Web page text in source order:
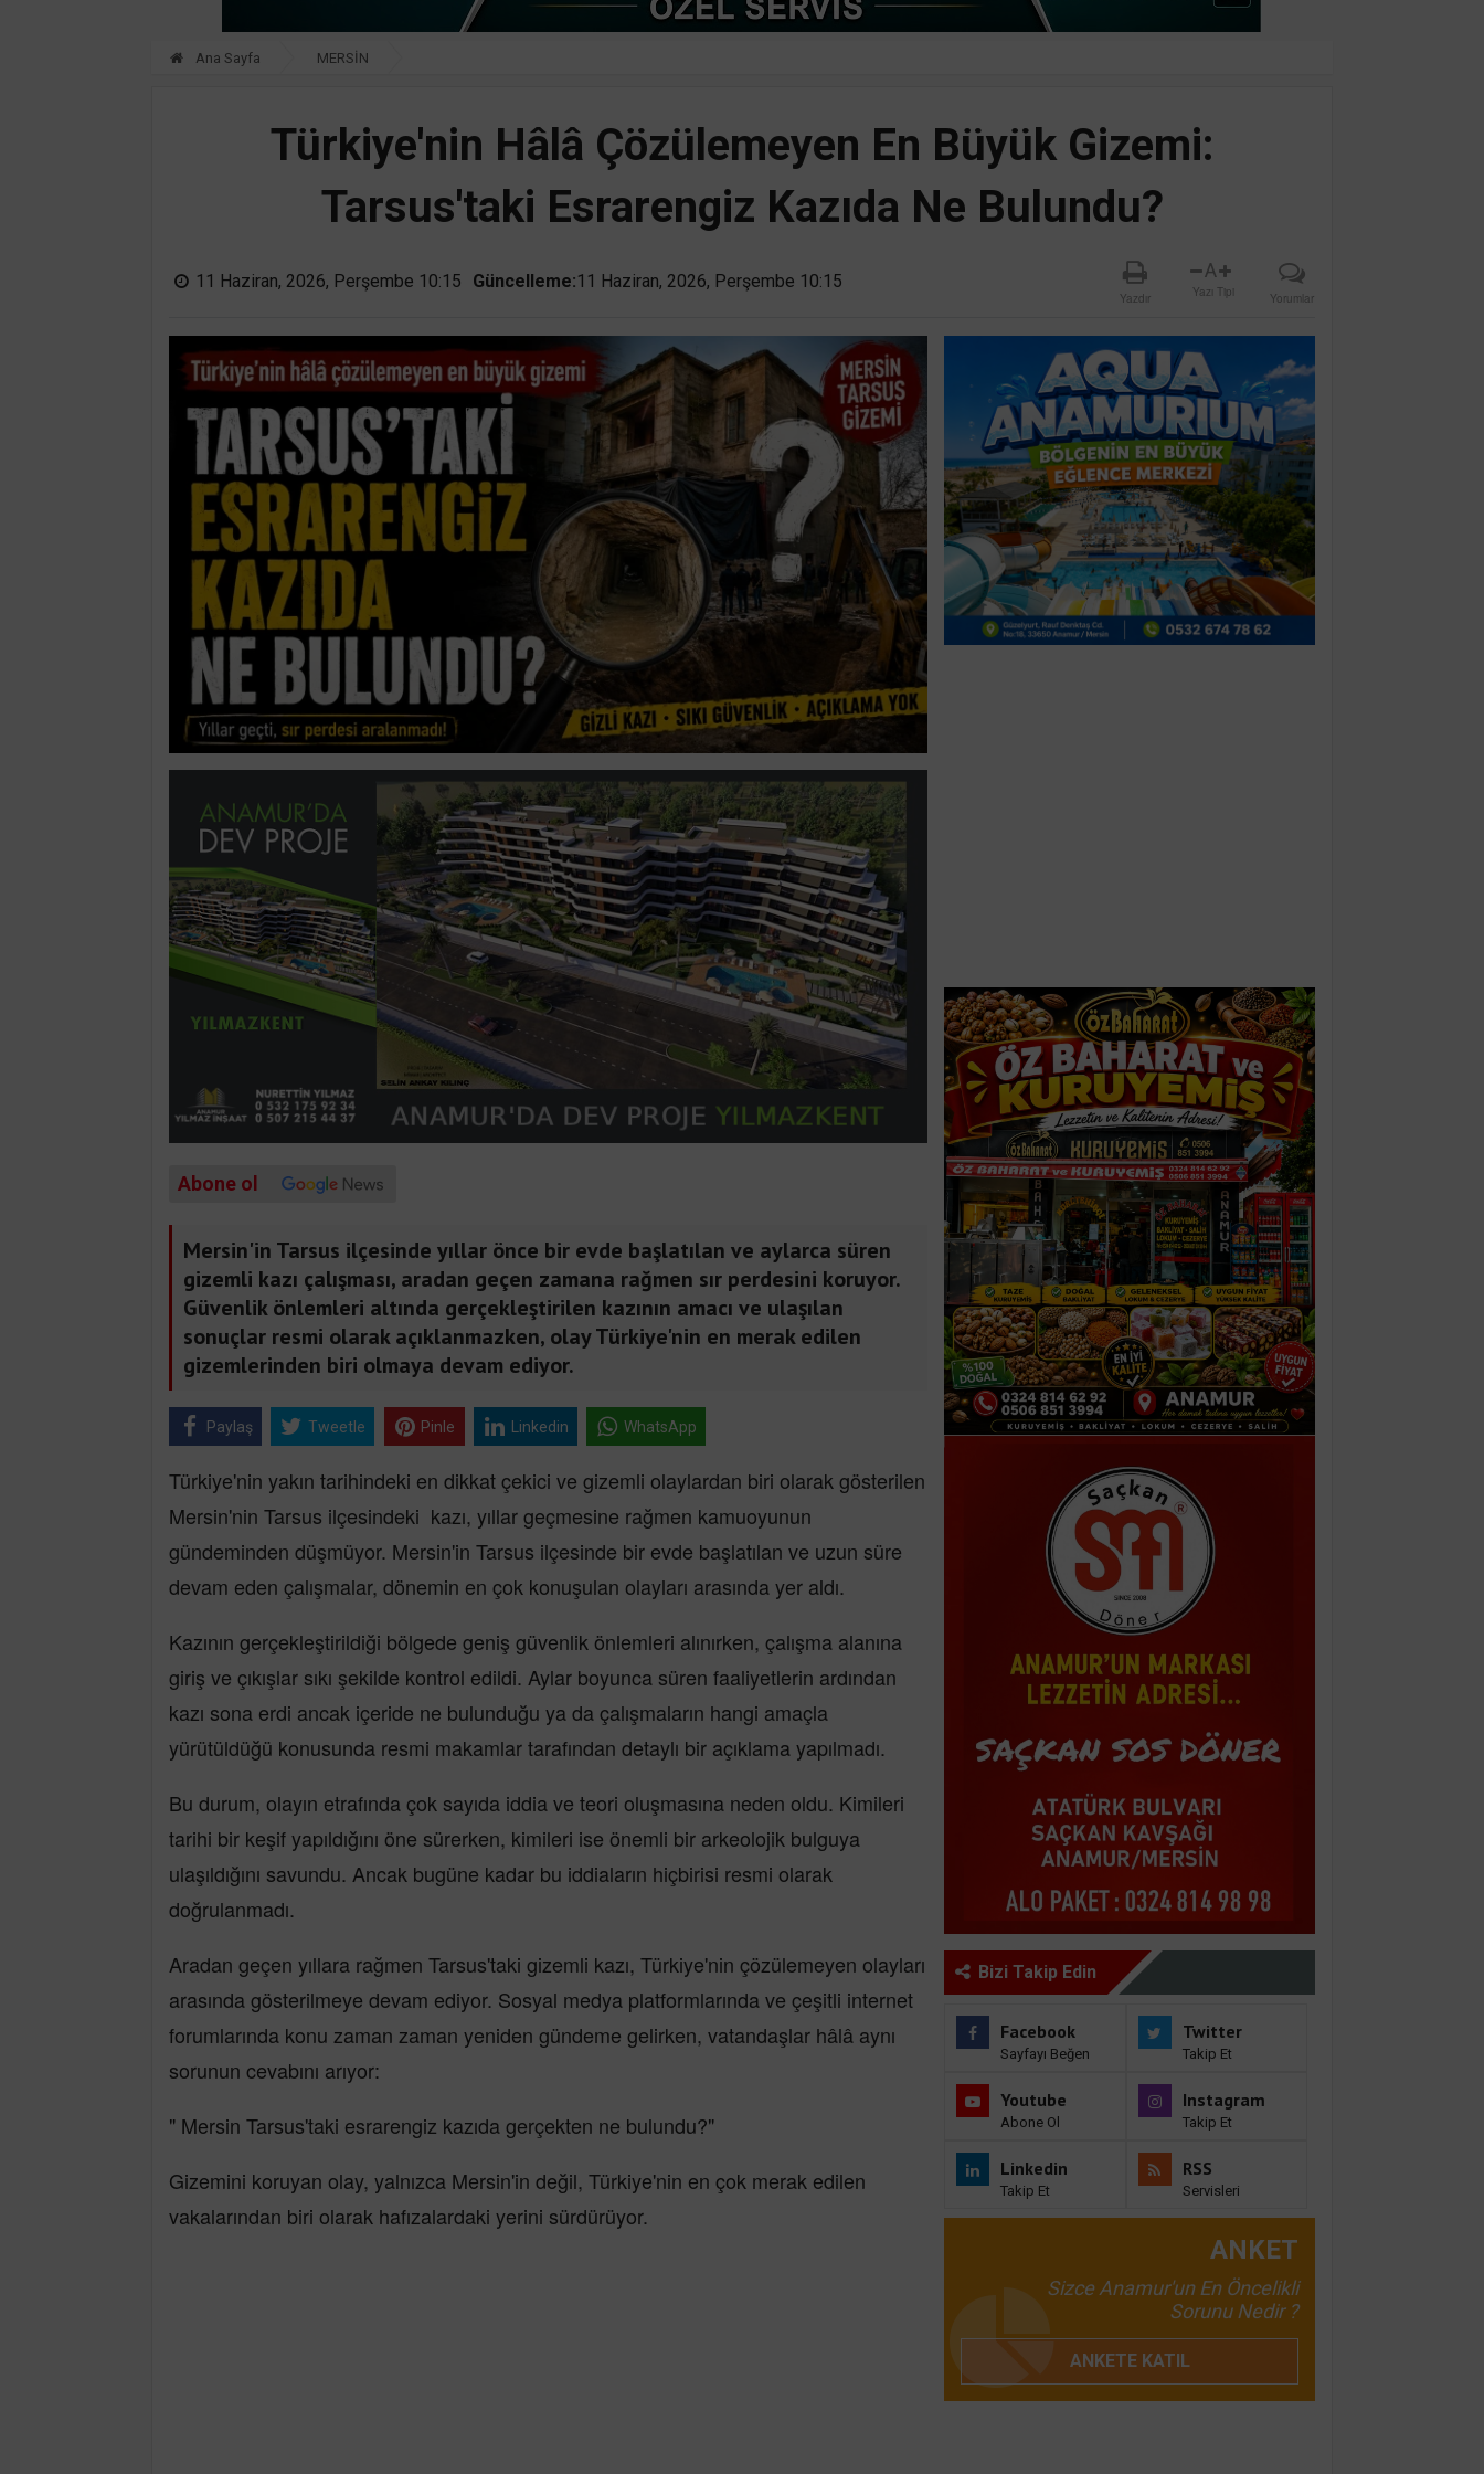
Ana Sayfa MERSİN
Türkiye'nin Hâlâ Çözülemeyen En Büyük Gizemi:
Tarsus'taki Esrarengiz Kazıda Ne Bulundu?
11 Haziran, 2026, Perşembe 10:15 Güncelleme:11 Haziran, 2026, Perşembe 10:15
Yazdır
A
Yazı Tipi Yorumlar
Abone ol
Mersin'in Tarsus ilçesinde yıllar önce bir evde başlatılan ve aylarca süren
gizemli kazı çalışması, aradan geçen zamana rağmen sır perdesini koruyor.
Güvenlik önlemleri altında gerçekleştirilen kazının amacı ve ulaşılan
sonuçlar resmi olarak açıklanmazken, olay Türkiye'nin en merak edilen
gizemlerinden biri olmaya devam ediyor.
Paylaş Tweetle Pinle Linkedin WhatsApp
Türkiye'nin yakın tarihindeki en dikkat çekici ve gizemli olaylardan biri olarak gösterilen
Mersin'nin Tarsus ilçesindeki kazı, yıllar geçmesine rağmen kamuoyunun
gündeminden düşmüyor. Mersin'in Tarsus ilçesinde bir evde başlatılan ve uzun süre
devam eden çalışmalar, dönemin en çok konuşulan olayları arasında yer aldı.
Kazının gerçekleştirildiği bölgede geniş güvenlik önlemleri alınırken, çalışma alanına
giriş ve çıkışlar sıkı şekilde kontrol edildi. Aylar boyunca süren faaliyetlerin ardından
kazı sona erdi ancak içeride ne bulunduğu ya da çalışmaların hangi amaçla
yürütüldüğü konusunda resmi makamlar tarafından detaylı bir açıklama yapılmadı.
Bu durum, olayın etrafında çok sayıda iddia ve teori oluşmasına neden oldu. Kimileri
tarihi bir keşif yapıldığını öne sürerken, kimileri ise önemli bir arkeolojik bulguya
ulaşıldığını savundu. Ancak bugüne kadar bu iddiaların hiçbirisi resmi olarak
doğrulanmadı.
Aradan geçen yıllara rağmen Tarsus'taki gizemli kazı, Türkiye'nin çözülemeyen olayları
arasında gösterilmeye devam ediyor. Sosyal medya platformlarında ve çeşitli internet
forumlarında konu zaman zaman yeniden gündeme gelirken, vatandaşlar hâlâ aynı
sorunun cevabını arıyor:
" Mersin Tarsus'taki esrarengiz kazıda gerçekten ne bulundu?"
Gizemini koruyan olay, yalnızca Mersin'in değil, Türkiye'nin en çok merak edilen
vakalarından biri olarak hafızalardaki yerini sürdürüyor.
Bizi Takip Edin
Facebook
Sayfayı Beğen
Twitter
Takip Et
Youtube
Abone Ol
Instagram
Takip Et
Linkedin
Takip Et
RSS
Servisleri
ANKET
Sizce Anamur'un En Öncelikli
Sorunu Nedir ?
ANKETE KATIL